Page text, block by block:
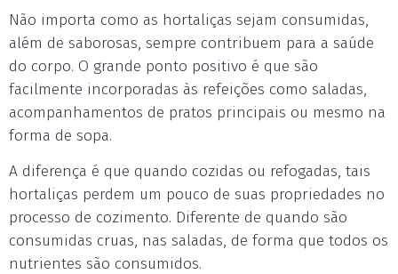
Não importa como as hortaliças sejam consumidas,
além de saborosas, sempre contribuem para a saúde
do corpo. O grande ponto positivo é que são
facilmente incorporadas às refeições como saladas,
acompanhamentos de pratos principais ou mesmo na
forma de sopa.
A diferença é que quando cozidas ou refogadas, tais
hortaliças perdem um pouco de suas propriedades no
processo de cozimento. Diferente de quando são
consumidas cruas, nas saladas, de forma que todos os
nutrientes são consumidos.